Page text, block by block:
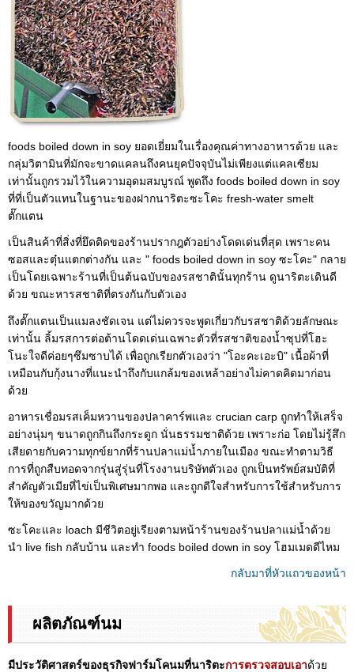
foods boiled down in soy ยอดเยี่ยมในเรื่องคุณค่าทางอาหารด้วย และ
กลุ่มวิตามินที่มักจะขาดแคลนถึงคนยุคปัจจุบันไม่เพียงแต่แคลเซียม
เท่านั้นถูกรวมไว้ในความอุดมสมบูรณ์ พูดถึง foods boiled down in soy
ที่ที่เป็นตัวแทนในฐานะของฝากนาริตะซะโคะ fresh-water smelt
ตั๊กแตน
เป็นสินค้าที่สิ่งที่ยึดติดของร้านปรากฎตัวอย่างโดดเด่นที่สุด เพราะคน
ซอสและตุ๋นแตกต่างกัน และ " foods boiled down in soy ซะโคะ" กลาย
เป็นโดยเฉพาะร้านที่เป็นต้นฉบับของรสชาตินั้นทุกร้าน ดูนาริตะเดินดี
ด้วย ขณะหารสชาติที่ตรงกันกับตัวเอง
ถึงตั๊กแตนเป็นแมลงชัดเจน แต่ไม่ควรจะพูดเกี่ยวกับรสชาติด้วยลักษณะ
เท่านั้น ลิ้มรสการต่อต้านโดดเด่นเฉพาะตัวที่รสชาติของน้ำซุปที่โฮะ
โนะใจดีค่อยๆซึมซาบได้ เพื่อถูกเรียกตัวเองว่า "โอะคะเอะบิ" เนื้อผ้าที่
เหมือนกับกุ้งนางที่แนะนำถึงกับแกล้มของเหล้าอย่างไม่คาดคิดมาก่อน
ด้วย
อาหารเชื่อมรสเค็มหวานของปลาคาร์พและ crucian carp ถูกทำให้เสร็จ
อย่างนุ่มๆ ขนาดถูกกินถึงกระดูก นั่นธรรมชาติด้วย เพราะก่อ โดยไม่รู้สึก
เสียดายกับความทุกข์ยากที่ร้านปลาแม่น้ำภายในเมือง ขณะทำตามวิธี
การที่ถูกสืบทอดจากรุ่นสู่รุ่นที่โรงงานบริษัทตัวเอง ถูกเป็นทรัพย์สมบัติที่
สำคัญตัวเมียที่ไข่เป็นพิเศษมากพอ และถูกดีใจสำหรับการใช้สำหรับการ
ให้ของขวัญมากด้วย
ซะโคะและ loach มีชีวิตอยู่เรียงตามหน้าร้านของร้านปลาแม่น้ำด้วย
นำ live fish กลับบ้าน และทำ foods boiled down in soy โฮมเมดดีไหม
กลับมาที่หัวแถวของหน้า
ผลิตภัณฑ์นม
มีประวัติศาสตร์ของธุรกิจฟาร์มโคนมที่นาริตะการตรวจสอบเอาด้วย